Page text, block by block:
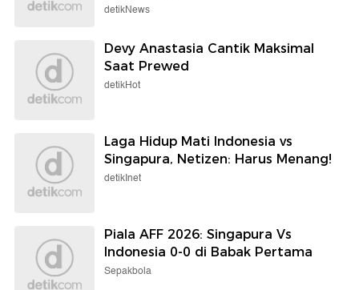
detikNews
Devy Anastasia Cantik Maksimal
Saat Prewed
detikHot
Laga Hidup Mati Indonesia vs
Singapura, Netizen: Harus Menang!
detikInet
Piala AFF 2026: Singapura Vs
Indonesia 0-0 di Babak Pertama
Sepakbola